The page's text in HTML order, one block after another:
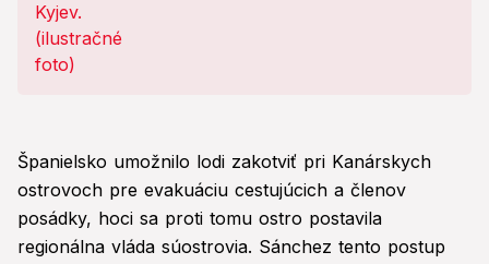
Španielsko umožnilo lodi zakotviť pri Kanárskych
ostrovoch pre evakuáciu cestujúcich a členov
posádky, hoci sa proti tomu ostro postavila
regionálna vláda súostrovia. Sánchez tento postup